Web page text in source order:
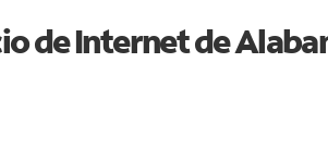
de Internet de